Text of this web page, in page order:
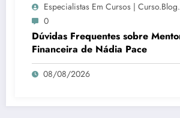
Especialistas Em Cursos |
0
Dúvidas Frequentes sobre
Financeira de Nádia Pace
08/08/2026